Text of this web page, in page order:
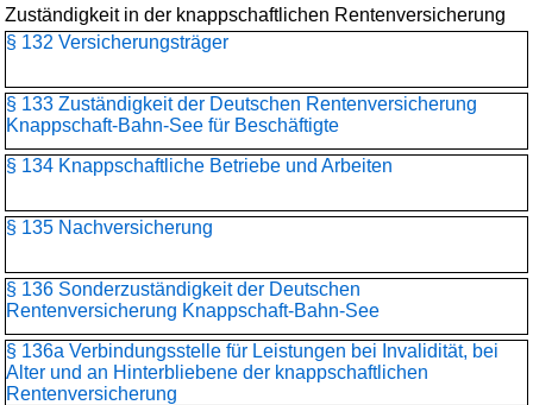
Zuständigkeit in der knappschaftlichen Rentenversicherung
§ 132 Versicherungsträger
§ 133 Zuständigkeit der Deutschen Rentenversicherung
Knappschaft-Bahn-See für Beschäftigte
§ 134 Knappschaftliche Betriebe und Arbeiten
§ 135 Nachversicherung
§ 136 Sonderzuständigkeit der Deutschen
Rentenversicherung Knappschaft-Bahn-See
§ 136a Verbindungsstelle für Leistungen bei Invalidität, bei
Alter und an Hinterbliebene der knappschaftlichen
Rentenversicherung